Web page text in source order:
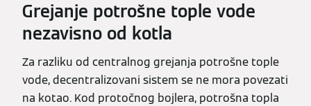
Grejanje potrošne tople vode
nezavisno od kotla
Za razliku od centralnog grejanja potrošne tople
vode, decentralizovani sistem se ne mora povezati
na kotao. Kod protočnog bojlera, potrošna topla